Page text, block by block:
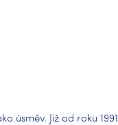
úsměv. Již od roku 1991